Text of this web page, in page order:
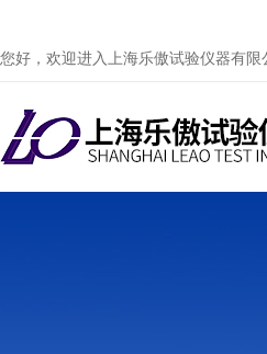
您好，欢迎进入上海乐傲试验仪器有限